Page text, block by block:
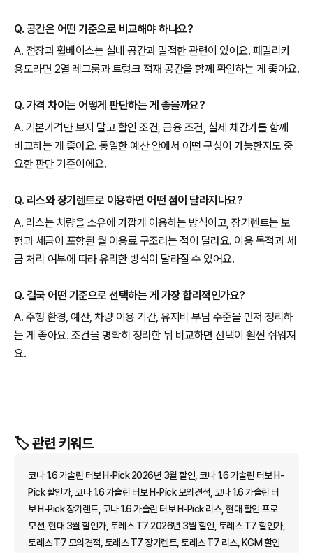
Q. 공간은 어떤 기준으로 비교해야 하나요?
A. 전장과 휠베이스는 실내 공간과 밀접한 관련이 있어요. 패밀리카
용도라면 2열 레그룸과 트렁크 적재 공간을 함께 확인하는 게 좋아요.
Q. 가격 차이는 어떻게 판단하는 게 좋을까요?
A. 기본가격만 보지 말고 할인 조건, 금융 조건, 실제 체감가를 함께
비교하는 게 좋아요. 동일한 예산 안에서 어떤 구성이 가능한지도 중
요한 판단 기준이에요.
Q. 리스와 장기렌트로 이용하면 어떤 점이 달라지나요?
A. 리스는 차량을 소유에 가깝게 이용하는 방식이고, 장기렌트는 보
험과 세금이 포함된 월 이용료 구조라는 점이 달라요. 이용 목적과 세
금 처리 여부에 따라 유리한 방식이 달라질 수 있어요.
Q. 결국 어떤 기준으로 선택하는 게 가장 합리적인가요?
A. 주행 환경, 예산, 차량 이용 기간, 유지비 부담 수준을 먼저 정리하
는 게 좋아요. 조건을 명확히 정리한 뒤 비교하면 선택이 훨씬 쉬워져
요.
🏷️ 관련 키워드
코나 1.6 가솔린 터보 H-Pick 2026년 3월 할인, 코나 1.6 가솔린 터보 H-
Pick 할인가, 코나 1.6 가솔린 터보 H-Pick 모의견적, 코나 1.6 가솔린 터
보 H-Pick 장기렌트, 코나 1.6 가솔린 터보 H-Pick 리스, 현대 할인 프로
모션, 현대 3월 할인가, 토레스 T7 2026년 3월 할인, 토레스 T7 할인가,
토레스 T7 모의견적, 토레스 T7 장기렌트, 토레스 T7 리스, KGM 할인